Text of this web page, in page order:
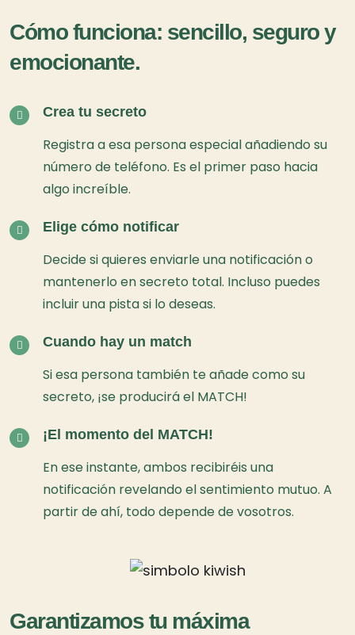
Cómo funciona: sencillo, seguro y
emocionante.
Crea tu secreto
Registra a esa persona especial añadiendo su
número de teléfono. Es el primer paso hacia
algo increíble.
Elige cómo notificar
Decide si quieres enviarle una notificación o
mantenerlo en secreto total. Incluso puedes
incluir una pista si lo deseas.
Cuando hay un match
Si esa persona también te añade como su
secreto, ¡se producirá el MATCH!
¡El momento del MATCH!
En ese instante, ambos recibiréis una
notificación revelando el sentimiento mutuo. A
partir de ahí, todo depende de vosotros.
Garantizamos tu máxima